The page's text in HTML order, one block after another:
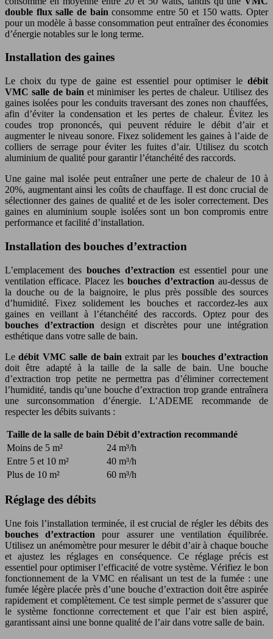
double flux salle de bainconsomme entre 50 et 150 watts. Opter
pour un modèle à basse consommation peut entraîner des économies
d’énergie notables sur le long terme.
Installation des gaines
Le choix du type de gaine est essentiel pour optimiser le débit
VMC salle de bainet minimiser les pertes de chaleur. Utilisez des
gaines isolées pour les conduits traversant des zones non chauffées,
afin d’éviter la condensation et les pertes de chaleur. Évitez les
coudes trop prononcés, qui peuvent réduire le débit d’air et
augmenter le niveau sonore. Fixez solidement les gaines à l’aide de
colliers de serrage pour éviter les fuites d’air. Utilisez du scotch
aluminium de qualité pour garantir l’étanchéité des raccords.
Une gaine mal isolée peut entraîner une perte de chaleur de 10 à
20%, augmentant ainsi les coûts de chauffage. Il est donc crucial de
sélectionner des gaines de qualité et de les isoler correctement. Des
gaines en aluminium souple isolées sont un bon compromis entre
performance et facilité d’installation.
Installation des bouches d’extraction
L’emplacement des bouches d’extractionest essentiel pour une
ventilation efficace. Placez les bouches d’extraction au-dessus de
la douche ou de la baignoire, le plus près possible des sources
d’humidité. Fixez solidement les bouches et raccordez-les aux
gaines en veillant à l’étanchéité des raccords. Optez pour des
bouches d’extraction design et discrètes pour une intégration
esthétique dans votre salle de bain.
Ledébit VMC salle de bainextrait par les bouches d’extraction
doit être adapté à la taille de la salle de bain. Une bouche
d’extraction trop petite ne permettra pas d’éliminer correctement
l’humidité, tandis qu’une bouche d’extraction trop grande entraînera
une surconsommation d’énergie. L’ADEME recommande de
respecter les débits suivants :
Taille de la salle de bain Débit d’extraction recommandé
Moins de 5 m²
24 m³/h
Entre 5 et 10 m²
40 m³/h
Plus de 10 m²
60 m³/h
Réglage des débits
Une fois l’installation terminée, il est crucial de régler les débits des
bouches d’extractionpour assurer une ventilation équilibrée.
Utilisez un anémomètre pour mesurer le débit d’air à chaque bouche
et ajustez les réglages en conséquence. Ce réglage précis est
essentiel pour optimiser l’efficacité de votre système. Vérifiez le bon
fonctionnement de la VMC en réalisant un test de la fumée : une
fumée légère placée près d’une bouche d’extraction doit être aspirée
rapidement et complètement. Ce test simple permet de s’assurer que
le système fonctionne correctement et que l’air est bien aspiré,
garantissant ainsi une bonne qualité de l’air dans votre salle de bain.